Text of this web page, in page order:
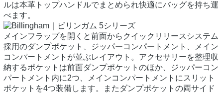
ルは本革トップハンドルでまとめられ快適にバッグを持ち運
べます。
メインフラップを開くと前面からクイックリリースシステム
採用のダンプポケット、ジッパーコンパートメント、メイン
コンパートメントが並ぶレイアウト。アクセサリーを整理収
納するポケットは前面ダンプポケットのほか、ジッパーコン
パートメント内に2つ、メインコンパートメントにスリット
ポケットを4つ装備します。またダンプポケットの両サイド